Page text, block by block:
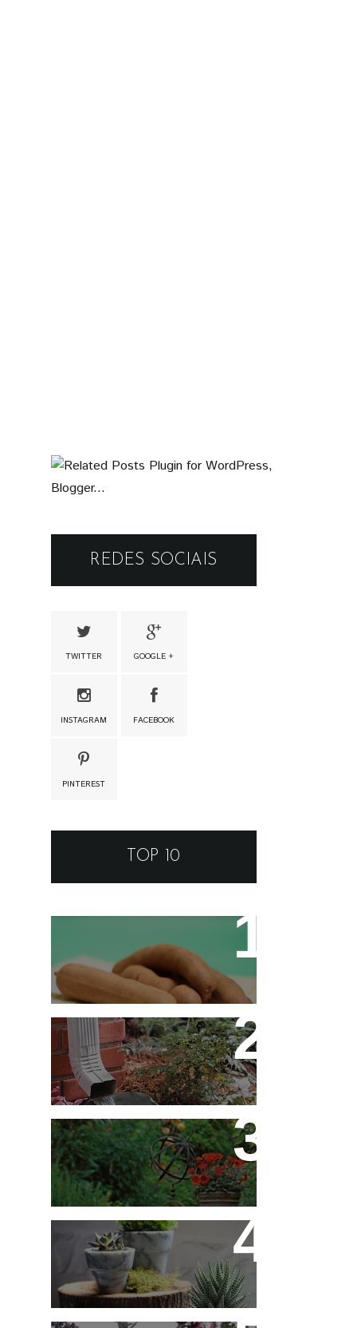
REDES SOCIAIS
TWITTER GOOGLE +
INSTAGRAM FACEBOOK
PINTEREST
TOP 10
Tamarino Ou Tamarindo?
Qual o Correto?
Decoração - Folhas
[Faça Você Mesmo]
Flores em Meu Jardim o
Ano Todo
10 Novos Vasinhos na
Decoração - Parte 1